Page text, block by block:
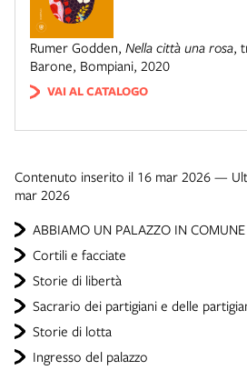
ABBIAMO UN PALAZZO IN COMUNE
Cortili e facciate
Storie di libertà
Sacrario dei partigiani e delle
Storie di lotta
Ingresso del palazzo
Rumer Godden, Nella città una rosa,
Barone, Bompiani, 2020
VAI AL CATALOGO
Contenuto inserito il 16 mar 2026 —
mar 2026